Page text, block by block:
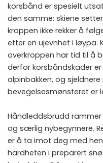
korsbånd er spesielt
den samme: skiene
kroppen ikke rekker å
etter en ujevnhet i løypa.
overkroppen har tid til å
derfor korsbåndskader
alpinbakken, og
bevegelsesmønsteret er
Håndleddsbrudd
og særlig nybegynnere.
er å ta imot deg med
hardheten i preparert